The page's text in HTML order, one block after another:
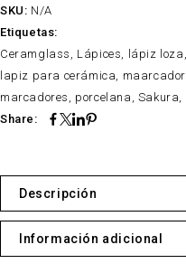
SKU: N/A
Etiquetas:
Ceramglass
Lápices lápiz loza
lapiz para cerámica
maarcador
marcadores
porcelana Sakura
Share:
Descripción
Información adicional